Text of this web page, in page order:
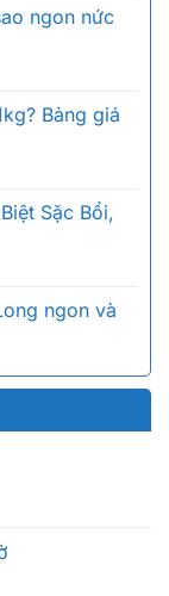
ngon nức
Bảng giá
Sặc Bổi,
ngon và